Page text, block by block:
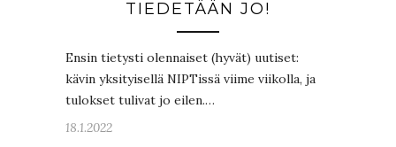
TIEDETÄÄN JO!
Ensin tietysti olennaiset (hyvät) uutiset:
kävin yksityisellä NIPTissä viime viikolla, ja
tulokset tulivat jo eilen.…
18.1.2022